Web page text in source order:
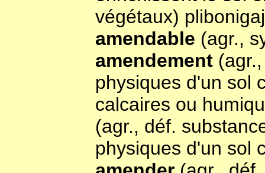
végétaux)
amendable (agr.,
amendement
physiques d'un sol
calcaires ou
(agr., déf.
physiques d'un sol